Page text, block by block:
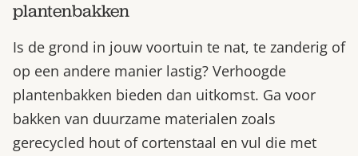
plantenbakken
Is de grond in jouw voortuin te nat, te zanderig of
op een andere manier lastig? Verhoogde
plantenbakken bieden dan uitkomst. Ga voor
bakken van duurzame materialen zoals
gerecycled hout of cortenstaal en vul die met